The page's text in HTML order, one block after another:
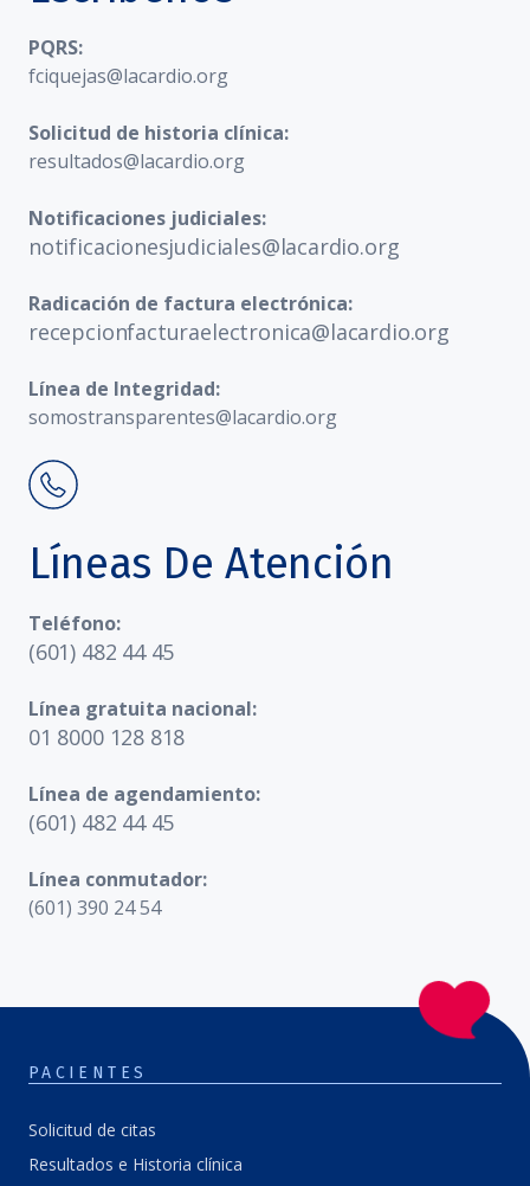
PQRS:
fciquejas@lacardio.org
Solicitud de historia clínica:
resultados@lacardio.org
Notificaciones judiciales:
notificacionesjudiciales@lacardio.org
Radicación de factura electrónica:
recepcionfacturaelectronica@lacardio.org
Línea de Integridad:
somostransparentes@lacardio.org
Líneas De Atención
Teléfono:
(601) 482 44 45
Línea gratuita nacional:
01 8000 128 818
Línea de agendamiento:
(601) 482 44 45
Línea conmutador:
(601) 390 24 54
PACIENTES
Solicitud de citas
Resultados e Historia clínica